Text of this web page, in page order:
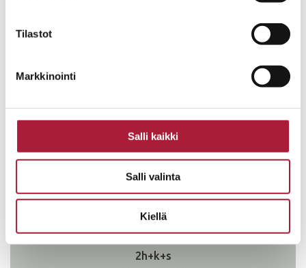
Tilastot
Markkinointi
Salli kaikki
Salli valinta
Kiellä
258 000
VAPAA
B5
2h+k+s